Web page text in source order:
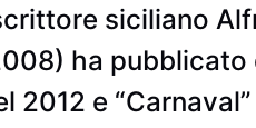
siciliano
ha
2012 e